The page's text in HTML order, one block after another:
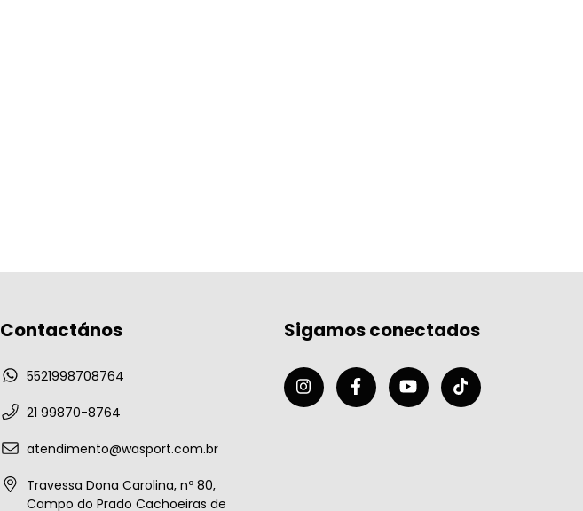
Contactános
5521998708764
21 99870-8764
atendimento@wasport.com.br
Travessa Dona Carolina, nº 80,
Campo do Prado Cachoeiras de
Sigamos conectados